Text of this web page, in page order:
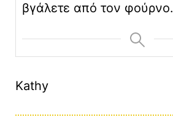
βγάλετε από τον φούρνο.
Kathy